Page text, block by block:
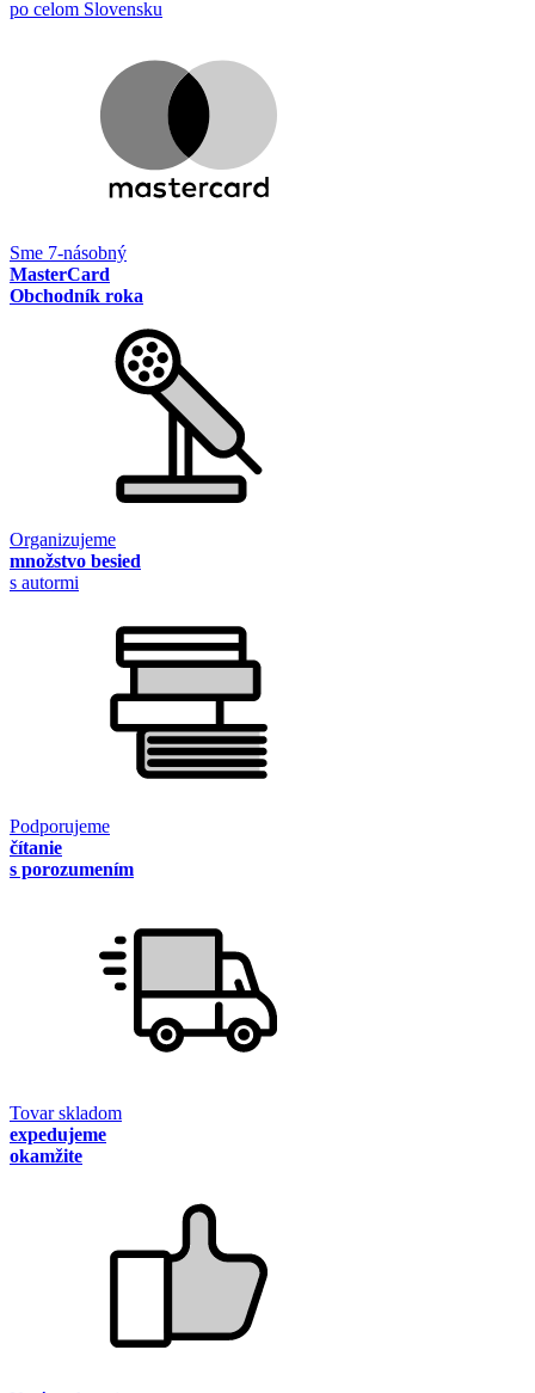
po celom Slovensku
Sme 7-násobný
MasterCard
Obchodník roka
Organizujeme
množstvo besied
s autormi
Podporujeme
čítanie
s porozumením
Tovar skladom
expedujeme
okamžite